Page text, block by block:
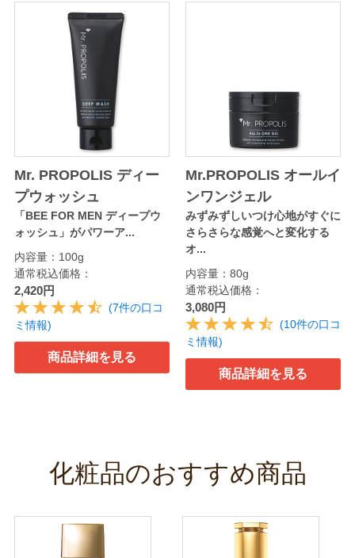
Mr. PROPOLIS ディー
プウォッシュ
「BEE FOR MEN ディープウ
ォッシュ」がパワーア...
内容量：100g
通常税込価格：
2,420円
(7件の口コ
ミ情報)
商品詳細を見る
Mr.PROPOLIS オールイ
ンワンジェル
みずみずしいつけ心地がすぐに
さらさらな感覚へと変化する
オ...
内容量：80g
通常税込価格：
3,080円
(10件の口コ
ミ情報)
商品詳細を見る
化粧品のおすすめ商品